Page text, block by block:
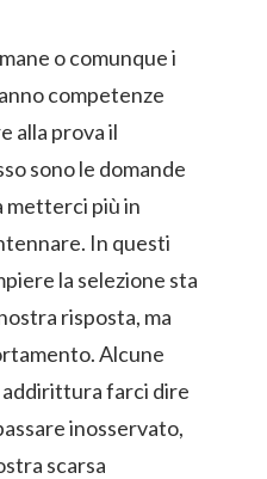
o comunque i
competenze
alla prova il
sono le domande
metterci più in
In questi
la selezione sta
risposta, ma
Alcune
farci dire
inosservato,
scarsa